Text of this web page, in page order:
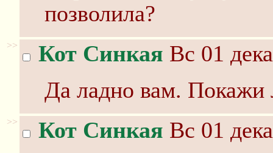
позволила?
>> Кот Синкая Вс 01
Да ладно вам.
>> Кот Синкая Вс 01